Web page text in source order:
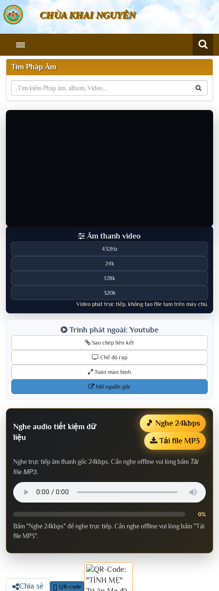
CHÙA KHAI NGUYÊN
Tìm Pháp Âm
Âm thanh video
432Hz
24k
128k
320k
Video phát trực tiếp, không tạo file tạm trên máy chủ.
Trình phát ngoài: Youtube
Sao chép liên kết
Chế độ rạp
Toàn màn hình
Mở nguồn gốc
Nghe audio tiết kiệm dữ
liệu
🎵 Nghe 24kbps
Tải file MP3
Nghe trực tiếp âm thanh gốc 24kbps. Cần nghe offline vui lòng bấm Tải
file MP3.
0%
Bấm "Nghe 24kbps" để nghe trực tiếp. Cần nghe offline vui lòng bấm "Tải
file MP3".
Chia sẻ QR-code